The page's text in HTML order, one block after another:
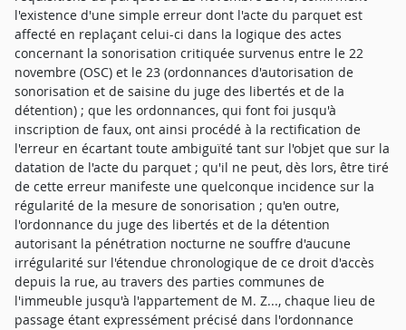
l'existence d'une simple erreur dont l'acte du parquet est
affecté en replaçant celui-ci dans la logique des actes
concernant la sonorisation critiquée survenus entre le 22
novembre (OSC) et le 23 (ordonnances d'autorisation de
sonorisation et de saisine du juge des libertés et de la
détention) ; que les ordonnances, qui font foi jusqu'à
inscription de faux, ont ainsi procédé à la rectification de
l'erreur en écartant toute ambiguïté tant sur l'objet que sur la
datation de l'acte du parquet ; qu'il ne peut, dès lors, être tiré
de cette erreur manifeste une quelconque incidence sur la
régularité de la mesure de sonorisation ; qu'en outre,
l'ordonnance du juge des libertés et de la détention
autorisant la pénétration nocturne ne souffre d'aucune
irrégularité sur l'étendue chronologique de ce droit d'accès
depuis la rue, au travers des parties communes de
l'immeuble jusqu'à l'appartement de M. Z..., chaque lieu de
passage étant expressément précisé dans l'ordonnance